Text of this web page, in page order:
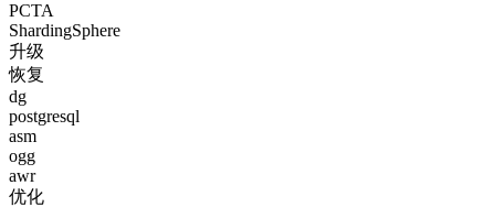
PCTA
ShardingSphere
升级
恢复
dg
postgresql
asm
ogg
awr
优化